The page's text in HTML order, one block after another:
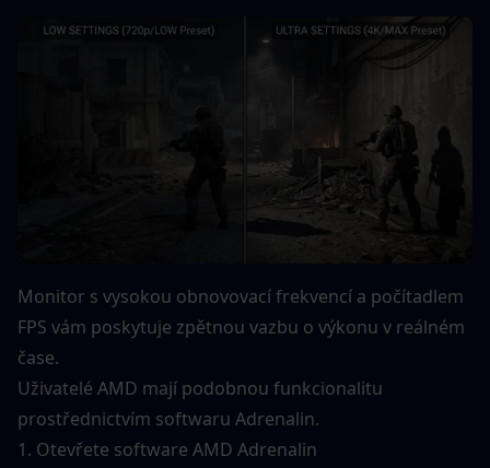
Monitor s vysokou obnovovací frekvencí a počítadlem
FPS vám poskytuje zpětnou vazbu o výkonu v reálném
čase.
Uživatelé AMD mají podobnou funkcionalitu
prostřednictvím softwaru Adrenalin.
1. Otevřete software AMD Adrenalin